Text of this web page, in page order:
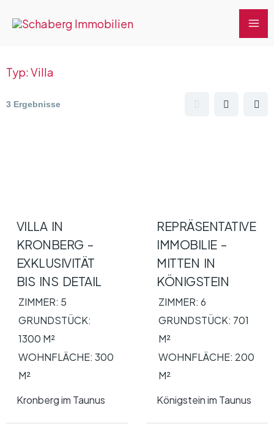
Inhalt
Typ:Villa
3 Ergebnisse
VILLA IN
KRONBERG –
EXKLUSIVITÄT
BIS INS DETAIL
ZIMMER: 5
GRUNDSTÜCK:
1300 M²
WOHNFLÄCHE: 300
M²
Kronberg im Taunus
REPRÄSENTATIVE
IMMOBILIE –
MITTEN IN
KÖNIGSTEIN
ZIMMER:6
GRUNDSTÜCK: 701
M²
WOHNFLÄCHE: 200
M²
Königstein im Taunus